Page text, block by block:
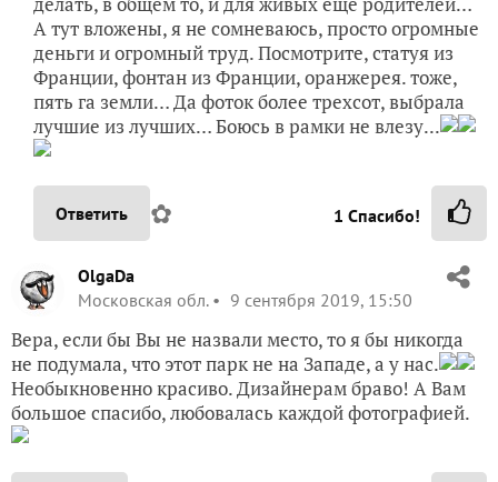
Ответить ✿ 1Спасибо!
OlgaDa
Московская обл.
9 сентября 2019, 15:50
Вера, если бы Вы не назвали место, то я бы никогда
не подумала, что этот парк не на Западе, а у нас.
Необыкновенно красиво. Дизайнерам браво! А Вам
большое спасибо, любовалась каждой фотографией.
✿
grekova-vera60
Вера Грекова
Печоры
Спасибо, Ольга, большое.